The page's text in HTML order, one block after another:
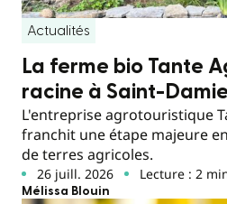
Actualités
La ferme bio Tante
racine à Saint-
L'entreprise agrotouristique
franchit une étape majeure
de terres agricoles.
26 juill. 2026 Lecture : 2
Mélissa Blouin